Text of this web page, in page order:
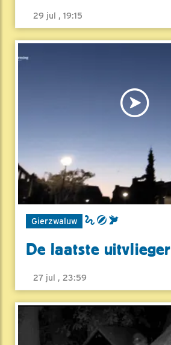
29 jul , 19:15
Gierzwaluw
De laatste uitvlieger
27 jul , 23:59